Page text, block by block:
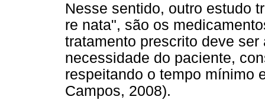
Nesse sentido, outro estudo
re nata", são os
tratamento prescrito deve
necessidade do paciente,
respeitando o tempo mínimo
Campos, 2008).